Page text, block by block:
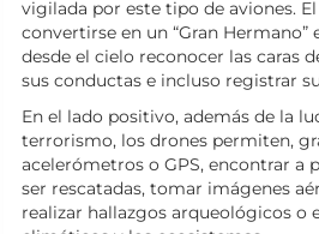
vigilada por este tipo de aviones.
convertirse en un “Gran Hermano”
desde el cielo reconocer las caras
sus conductas e incluso registrar
En el lado positivo, además de la
terrorismo, los drones permiten,
acelerómetros o GPS, encontrar a
ser rescatadas, tomar imágenes
realizar hallazgos arqueológicos o